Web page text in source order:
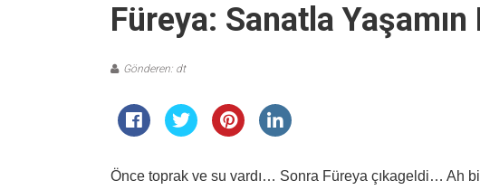
Füreya: Sanatla
Gönderen: dt
Önce toprak ve su vardı… Sonra Füreya çıkageldi… Ah